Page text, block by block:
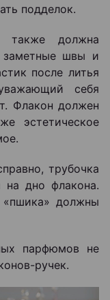
подделок.
также должна
заметные швы и
после литья
себя
Флакон должен
эстетическое
трубочка
дно флакона.
должны
парфюмов не
ручек.